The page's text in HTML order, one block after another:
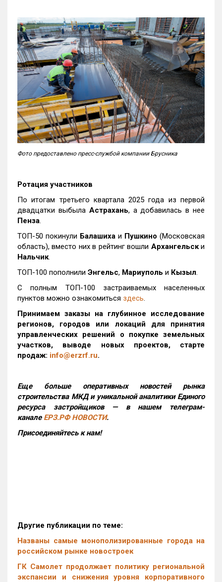
Фото предоставлено пресс-службой компании Брусника
Ротация участников
По итогам третьего квартала 2025 года из первой
двадцатки выбыла Астрахань, а добавилась в нее
Пенза
ТОП-50 покинули Балашиха и Пушкино (Московская
область), вместо них в рейтинг вошли Архангельски
Нальчик
ТОП-100 пополнили Энгельс, Мариуполь и Кызыл
С полным ТОП-100 застраиваемых населенных
пунктов можно ознакомиться здесь
Принимаем заказы на глубинное исследование
регионов, городов или локаций для принятия
управленческих решений о покупке земельных
участков, выводе новых проектов, старте
продаж: info@erzrf.ru.
Еще больше оперативных новостей рынка
строительства МКД и уникальной аналитики Единого
ресурса застройщиков — в нашем телеграм-
канале ЕРЗ.РФ НОВОСТИ.
Присоединяйтесь к нам!
Другие публикации по теме:
Названы самые монополизированные города на
российском рынке новостроек
ГК Самолет продолжает политику региональной
экспансии и снижения уровня корпоративного